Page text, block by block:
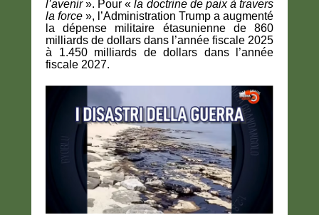
l’avenir». Pour « la doctrine de paix à travers
la force », l’Administration Trump a augmenté
la dépense militaire étasunienne de 860
milliards de dollars dans l’année fiscale 2025
à 1.450 milliards de dollars dans l’année
fiscale 2027.